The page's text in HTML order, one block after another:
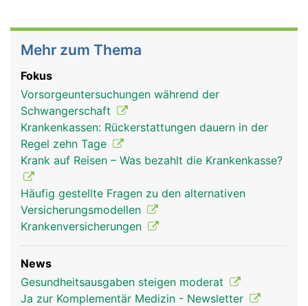
Mehr zum Thema
Fokus
Vorsorgeuntersuchungen während der
Schwangerschaft
Krankenkassen: Rückerstattungen dauern in der
Regel zehn Tage
Krank auf Reisen – Was bezahlt die Krankenkasse?
Häufig gestellte Fragen zu den alternativen
Versicherungsmodellen
Krankenversicherungen
News
Gesundheitsausgaben steigen moderat
Ja zur Komplementär Medizin - Newsletter